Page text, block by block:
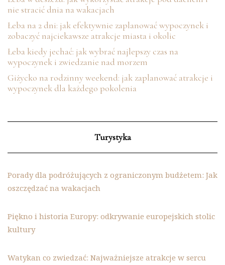
nie stracić dnia na wakacjach
Łeba na 2 dni: jak efektywnie zaplanować wypoczynek i
zobaczyć najciekawsze atrakcje miasta i okolic
Łeba kiedy jechać: jak wybrać najlepszy czas na
wypoczynek i zwiedzanie nad morzem
Giżycko na rodzinny weekend: jak zaplanować atrakcje i
wypoczynek dla każdego pokolenia
Turystyka
Porady dla podróżujących z ograniczonym budżetem: Jak
oszczędzać na wakacjach
Piękno i historia Europy: odkrywanie europejskich stolic
kultury
Watykan co zwiedzać: Najważniejsze atrakcje w sercu